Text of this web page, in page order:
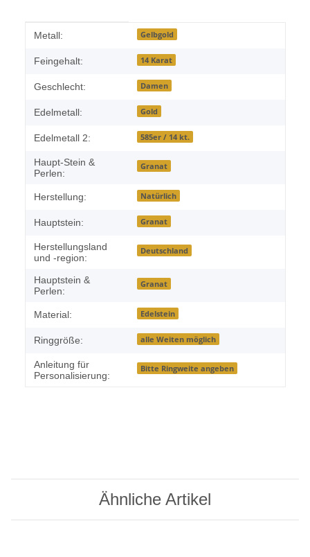
Produkteigenschaft
Wert
Metall: Gelbgold
Feingehalt: 14 Karat
Geschlecht: Damen
Edelmetall: Gold
Edelmetall 2: 585er / 14 kt.
Haupt-Stein &
Perlen:
Granat
Herstellung: Natürlich
Hauptstein: Granat
Herstellungsland
und -region:
Deutschland
Hauptstein &
Perlen:
Granat
Material: Edelstein
Ringgröße: alle Weiten möglich
Anleitung für
Personalisierung:
Bitte Ringweite angeben
Ähnliche Artikel